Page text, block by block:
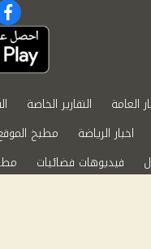
العامة التقارير الخاصة
اخبار الرياضة مطبخ
فيديوهات فضائيات